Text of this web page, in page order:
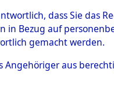
→0003
dass Sie
Bezug auf
gemacht werden.
Angehöriger aus